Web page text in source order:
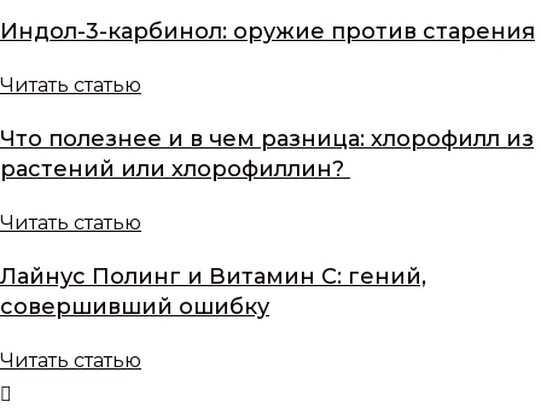
Индол-3-карбинол: оружие против старения
Читать статью
Что полезнее и в чем разница: хлорофилл из
растений или хлорофиллин?
Читать статью
Лайнус Полинг и Витамин С: гений,
совершивший ошибку
Читать статью